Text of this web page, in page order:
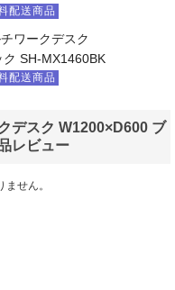
配送商品
ワークデスク
SH-MX1460BK
配送商品
デスク W1200×D600 ブ
レビュー
せん。